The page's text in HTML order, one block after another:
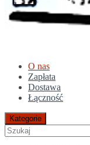
O nas
Zapłata
Dostawa
Łączność
Kategorie